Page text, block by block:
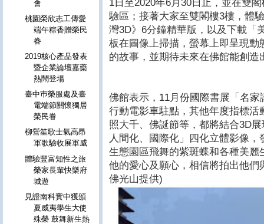
1日至2020年6月30日止，並在雙
驗區；接著大家至雙閣樓3樓，體
灣3D》6分鐘精華版，以及下載「
板在圖像上掃描，螢幕上即呈現
的故事，並期待未來在佛館能創
佛館表示，11月份國際書展「名
行動電影車駐點，其他年度指標
照大千、佛誕節等，都將結合3D
人間化、國際化」四化立體影像
生態園區飛舞的紫斑蝶和各種美
他的愛心及願心，相信將拍出他
佛光山提供)
會
桃園榮欣志工傳愛
端午粽香贈榮民
眷
2019核心產品發表
暨企業論壇嘉藥
熱鬧登場
臺中巿榮服處及臺
電端節關懷獨居
榮民眷
柳營笙歌士氣高昂
軍歌驗收展軍威
體驗豐富知性之旅
榮家長輩快樂府
城遊
見證南科實中獲頒
夏威夷學生大使
殊榮 鼓舞新生熱